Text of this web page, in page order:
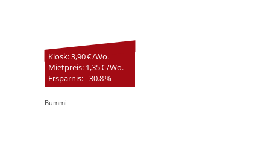
Kiosk: 3,90 € /Wo.
Mietpreis: 1,35 € /Wo.
Ersparnis: –30.8 %
Bummi